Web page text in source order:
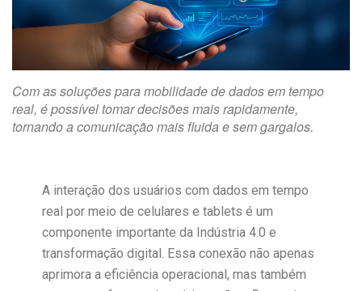
Com as soluções para mobilidade de dados em tempo
real, é possível tomar decisões mais rapidamente,
tornando a comunicação mais fluida e sem gargalos.
A interação dos usuários com dados em tempo
real por meio de celulares e tablets é um
componente importante da Indústria 4.0 e
transformação digital. Essa conexão não apenas
aprimora a eficiência operacional, mas também